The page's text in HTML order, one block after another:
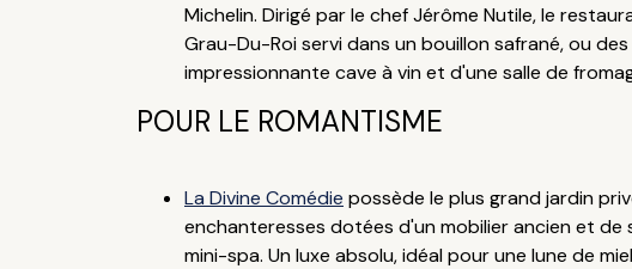
Michelin. Dirigé par le chef Jérôme Nutile, le
Grau-Du-Roi servi dans un bouillon safrané, ou
impressionnante cave à vin et d'une salle de
POUR LE ROMANTISME
La Divine Comédie possède le plus grand jardin
enchanteresses dotées d'un mobilier ancien et de
mini-spa. Un luxe absolu, idéal pour une lune de